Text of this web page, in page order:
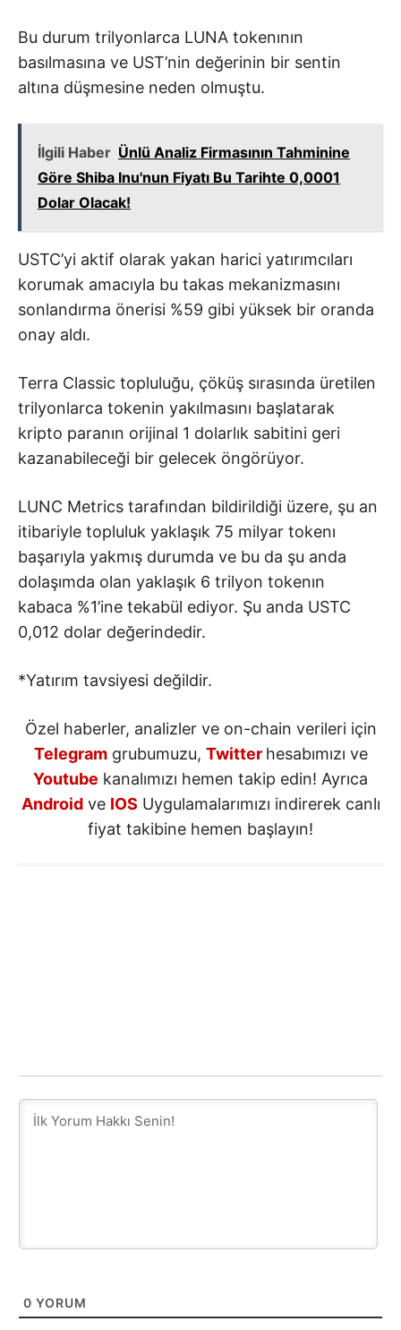
Bu durum trilyonlarca LUNA tokenının
basılmasına ve UST’nin değerinin bir sentin
altına düşmesine neden olmuştu.
İlgili Haber Ünlü Analiz Firmasının Tahminine
Göre Shiba Inu'nun Fiyatı Bu Tarihte 0,0001
Dolar Olacak!
USTC’yi aktif olarak yakan harici yatırımcıları
korumak amacıyla bu takas mekanizmasını
sonlandırma önerisi %59 gibi yüksek bir oranda
onay aldı.
Terra Classic topluluğu, çöküş sırasında üretilen
trilyonlarca tokenin yakılmasını başlatarak
kripto paranın orijinal 1 dolarlık sabitini geri
kazanabileceği bir gelecek öngörüyor.
LUNC Metrics tarafından bildirildiği üzere, şu an
itibariyle topluluk yaklaşık 75 milyar tokenı
başarıyla yakmış durumda ve bu da şu anda
dolaşımda olan yaklaşık 6 trilyon tokenın
kabaca %1’ine tekabül ediyor. Şu anda USTC
0,012 dolar değerindedir.
*Yatırım tavsiyesi değildir.
Özel haberler, analizler ve on-chain verileri için
Telegramgrubumuzu, Twitter hesabımızı ve
Youtube kanalımızı hemen takip edin! Ayrıca
Androidve IOS Uygulamalarımızı indirerek canlı
fiyat takibine hemen başlayın!
0 YORUM